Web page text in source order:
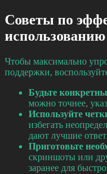
Советы по
Чтобы максимально
поддержки,
Будьте
можно точнее,
Используйте
избегать
дают лучшие
Приготовьте
скриншоты или
заранее для